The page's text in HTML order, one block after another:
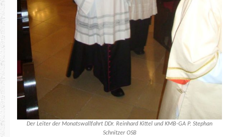
Der Leiter der Monatswallfahrt DDr. Reinhard Kittel und KMB-GA P. Stephan
Schnitzer OSB